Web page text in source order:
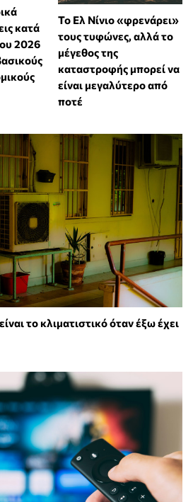
κατά
2026
Το Ελ Νίνιο «φρενάρει»
τους τυφώνες, αλλά το
μέγεθος της
καταστροφής μπορεί να
είναι μεγαλύτερο από
ποτέ
το κλιματιστικό όταν έξω έχει